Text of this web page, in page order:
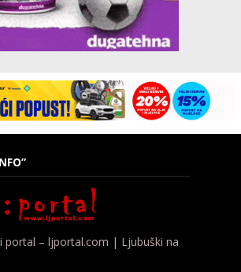
– ljportal.com | Ljubuški na